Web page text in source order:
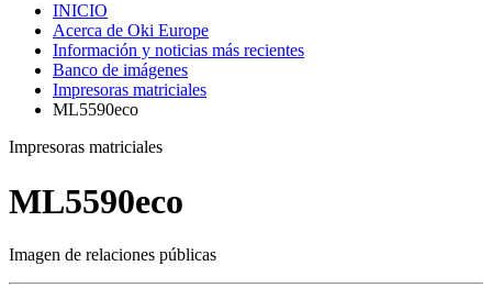
INICIO
Acerca de Oki Europe
Información y noticias más recientes
Banco de imágenes
Impresoras matriciales
ML5590eco
Impresoras matriciales
ML5590eco
Imagen de relaciones públicas